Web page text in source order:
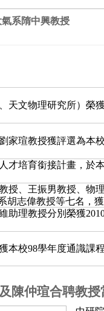
氣系隋中興教授
天文物理研究所）榮
家瑄教授獲評選為本校
才培育銜接計畫，於
授、王振男教授、物
志偉教授等七名，獲
助理教授分別榮獲
本校98學年度通識課
陳仲瑄合聘教